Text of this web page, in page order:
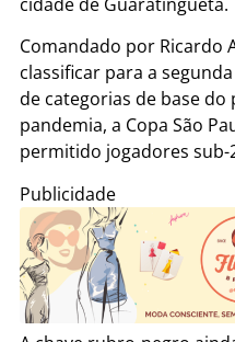
Comandado por Ricardo
classificar para a
de categorias de base do
pandemia, a Copa São
permitido jogadores sub-
Publicidade